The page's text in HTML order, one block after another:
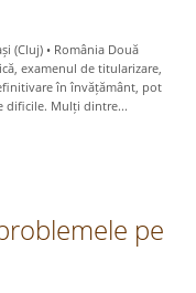
(Cluj) • România Două
examenul de titularizare,
în învățământ, pot
dificile. Mulți dintre...
pe